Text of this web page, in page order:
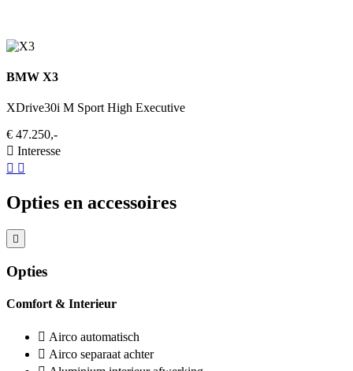
BMW X3
XDrive30i M Sport High Executive
€ 47.250,-
Interesse
Opties en accessoires
Opties
Comfort & Interieur
Airco automatisch
Airco separaat achter